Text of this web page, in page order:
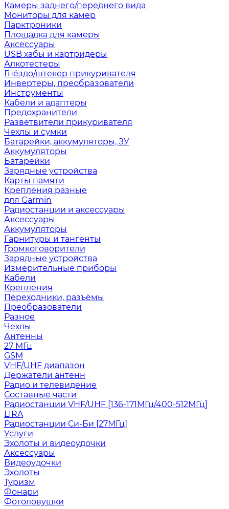
Камеры заднего/переднего вида
Мониторы для камер
Парктроники
Площадка для камеры
Аксессуары
USB хабы и картридеры
Алкотестеры
Гнёздо/штекер прикуривателя
Инвертеры, преобразователи
Инструменты
Кабели и адаптеры
Предохранители
Разветвители прикуривателя
Чехлы и сумки
Батарейки, аккумуляторы, ЗУ
Аккумуляторы
Батарейки
Зарядные устройства
Карты памяти
Крепления разные
для Garmin
Радиостанции и аксессуары
Аксессуары
Аккумуляторы
Гарнитуры и тангенты
Громкоговорители
Зарядные устройства
Измерительные приборы
Кабели
Крепления
Переходники, разъёмы
Преобразователи
Разное
Чехлы
Антенны
27 МГц
GSM
VHF/UHF диапазон
Держатели антенн
Радио и телевидение
Составные части
Радиостанции VHF/UHF [136-171МГц/400-512МГц]
LIRA
Радиостанции Си-Би [27МГц]
Услуги
Эхолоты и видеоудочки
Аксессуары
Видеоудочки
Эхолоты
Туризм
Фонари
Фотоловушки